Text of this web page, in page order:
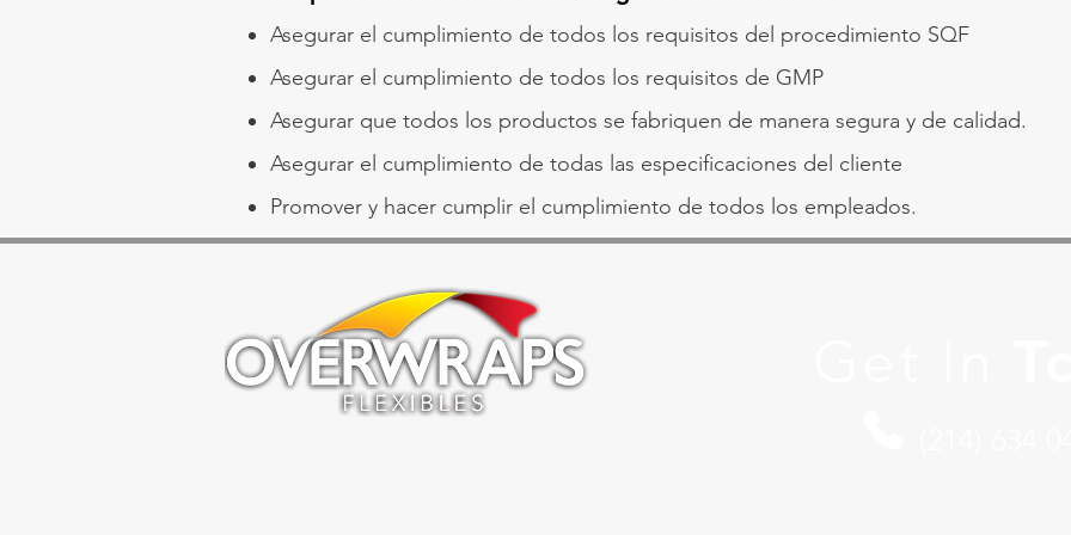
Asegurar el cumplimiento de todos los requisitos del procedimiento SQF
Asegurar el cumplimiento de todos los requisitos de GMP
Asegurar que todos los productos se fabriquen de manera segura y de calidad.
Asegurar el cumplimiento de todas las especificaciones del cliente
Promover y hacer cumplir el cumplimiento de todos los empleados.